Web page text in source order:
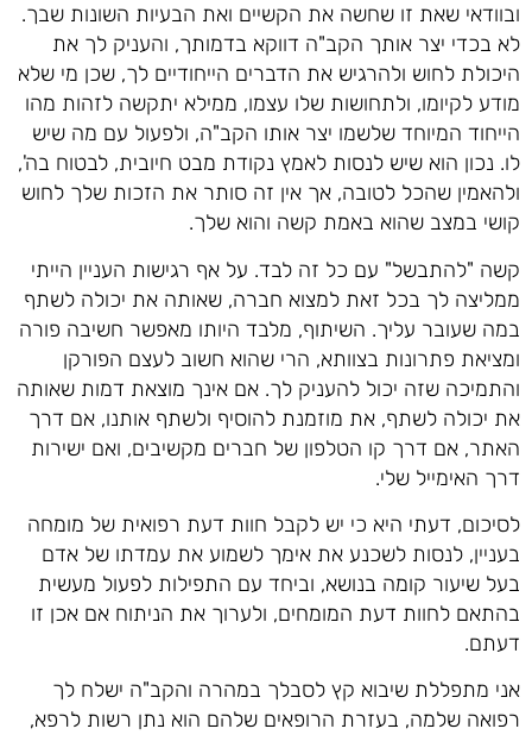
ובוודאי שאת זו שחשה את הקשיים ואת הבעיות השונות שבך.
לא בכדי יצר אותך הקב"ה דווקא בדמותך, והעניק לך את
היכולת לחוש ולהרגיש את הדברים הייחודיים לך, שכן מי שלא
מודע לקיומו, ולתחושות שלו עצמו, ממילא יתקשה לזהות מהו
הייחוד המיוחד שלשמו יצר אותו הקב"ה, ולפעול עם מה שיש
לו. נכון הוא שיש לנסות לאמץ נקודת מבט חיובית, לבטוח בה',
ולהאמין שהכל לטובה, אך אין זה סותר את הזכות שלך לחוש
קושי במצב שהוא באמת קשה והוא שלך.
קשה "להתבשל" עם כל זה לבד. על אף רגישות העניין הייתי
ממליצה לך בכל זאת למצוא חברה, שאותה את יכולה לשתף
במה שעובר עליך. השיתוף, מלבד היותו מאפשר חשיבה פורה
ומציאת פתרונות בצוותא, הרי שהוא חשוב לעצם הפורקן
והתמיכה שזה יכול להעניק לך. אם אינך מוצאת דמות שאותה
את יכולה לשתף, את מוזמנת להוסיף ולשתף אותנו, אם דרך
האתר, אם דרך קו הטלפון של חברים מקשיבים, ואם ישירות
דרך האימייל שלי.
לסיכום, דעתי היא כי יש לקבל חוות דעת רפואית של מומחה
בעניין, לנסות לשכנע את אימך לשמוע את עמדתו של אדם
בעל שיעור קומה בנושא, וביחד עם התפילות לפעול מעשית
בהתאם לחוות דעת המומחים, ולערוך את הניתוח אם אכן זו
דעתם.
אני מתפללת שיבוא קץ לסבלך במהרה והקב"ה ישלח לך
רפואה שלמה, בעזרת הרופאים שלהם הוא נתן רשות לרפא,